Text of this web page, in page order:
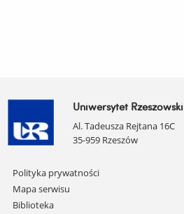
Uniwersytet Rzeszowski
Al. Tadeusza Rejtana 16C
35-959 Rzeszów
Pomiń
nawigację
i
Polityka prywatności
Mapa serwisu
Biblioteka